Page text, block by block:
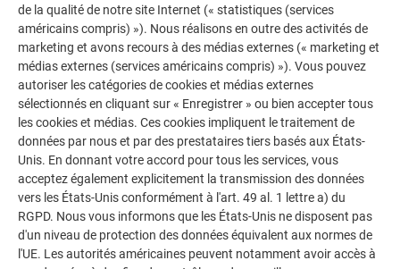
de la qualité de notre site Internet (« statistiques (services
américains compris) »). Nous réalisons en outre des activités de
marketing et avons recours à des médias externes (« marketing et
médias externes (services américains compris) »). Vous pouvez
autoriser les catégories de cookies et médias externes
sélectionnés en cliquant sur « Enregistrer » ou bien accepter tous
les cookies et médias. Ces cookies impliquent le traitement de
données par nous et par des prestataires tiers basés aux États-
Unis. En donnant votre accord pour tous les services, vous
acceptez également explicitement la transmission des données
vers les États-Unis conformément à l'art. 49 al. 1 lettre a) du
RGPD. Nous vous informons que les États-Unis ne disposent pas
d'un niveau de protection des données équivalent aux normes de
l'UE. Les autorités américaines peuvent notamment avoir accès à